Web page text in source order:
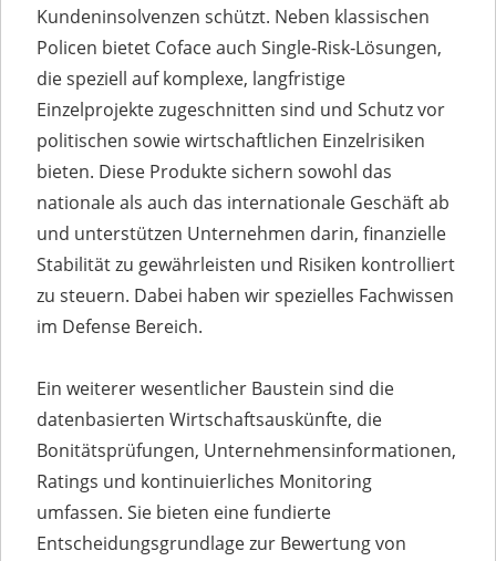
Kundeninsolvenzen schützt. Neben klassischen
Policen bietet Coface auch Single‑Risk‑Lösungen,
die speziell auf komplexe, langfristige
Einzelprojekte zugeschnitten sind und Schutz vor
politischen sowie wirtschaftlichen Einzelrisiken
bieten. Diese Produkte sichern sowohl das
nationale als auch das internationale Geschäft ab
und unterstützen Unternehmen darin, finanzielle
Stabilität zu gewährleisten und Risiken kontrolliert
zu steuern. Dabei haben wir spezielles Fachwissen
im Defense Bereich.
Ein weiterer wesentlicher Baustein sind die
datenbasierten Wirtschaftsauskünfte, die
Bonitätsprüfungen, Unternehmensinformationen,
Ratings und kontinuierliches Monitoring
umfassen. Sie bieten eine fundierte
Entscheidungsgrundlage zur Bewertung von